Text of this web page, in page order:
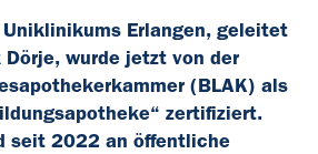
Erlangen, geleitet
Dörje, wurde jetzt von der
(BLAK) als
zertifiziert.
seit 2022 an öffentliche